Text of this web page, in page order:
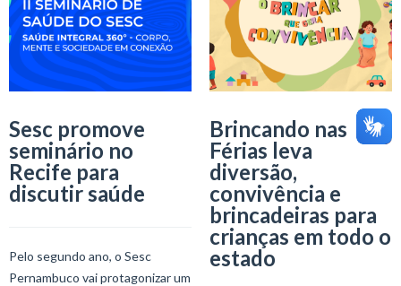
Sesc promove
seminário no
Recife para
discutir saúde
Pelo segundo ano, o Sesc
Pernambuco vai protagonizar um
Brincando nas
Férias leva
diversão,
convivência e
brincadeiras para
crianças em todo o
estado